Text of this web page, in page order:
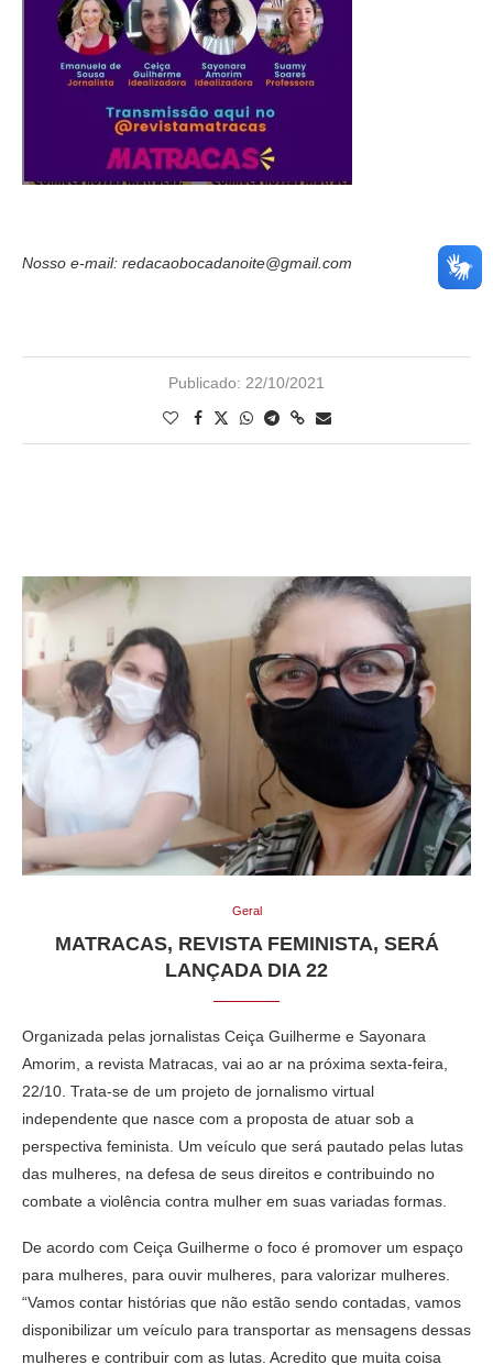
Nosso e-mail: redacaobocadanoite@gmail.com
Publicado: 22/10/2021
Geral
MATRACAS, REVISTA FEMINISTA, SERÁ
LANÇADA DIA 22
Organizada pelas jornalistas Ceiça Guilherme e Sayonara
Amorim, a revista Matracas, vai ao ar na próxima sexta-feira,
22/10. Trata-se de um projeto de jornalismo virtual
independente que nasce com a proposta de atuar sob a
perspectiva feminista. Um veículo que será pautado pelas lutas
das mulheres, na defesa de seus direitos e contribuindo no
combate a violência contra mulher em suas variadas formas.
De acordo com Ceiça Guilherme o foco é promover um espaço
para mulheres, para ouvir mulheres, para valorizar mulheres.
“Vamos contar histórias que não estão sendo contadas, vamos
disponibilizar um veículo para transportar as mensagens dessas
mulheres e contribuir com as lutas. Acredito que muita coisa